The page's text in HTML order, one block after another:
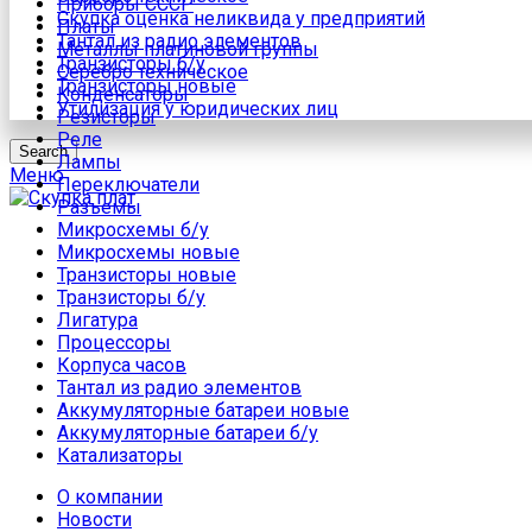
Скупка оценка неликвида у предприятий
Тантал из радио элементов
Транзисторы б/у
Транзисторы новые
Утилизация у юридических лиц
Search
Меню
Платы
Металлы платиновой группы
Серебро техническое
Конденсаторы
Резисторы
Реле
Лампы
Переключатели
Разъемы
Микросхемы б/у
Микросхемы новые
Транзисторы новые
Транзисторы б/у
Лигатура
Процессоры
Корпуса часов
Тантал из радио элементов
Аккумуляторные батареи новые
Аккумуляторные батареи б/у
Катализаторы
О компании
Новости